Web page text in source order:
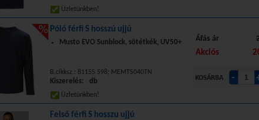
Üzletünkben!
Póló férfi S hosszú ujjú
Áfás ár
Akciós
Musto EVO Sunblock, sötétkék, UV50+
B.cikksz.: 81155 598; MEMTS040TN
Kiszerelés: db
Üzletünkben!
Felső férfi S hosszu ujjú